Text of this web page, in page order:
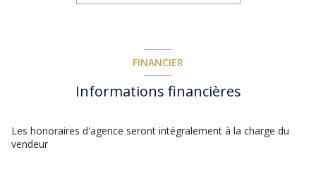
Chauffage individuel : air pulsé (pompe à chaleur)
exposition Sud-Ouest
FINANCIER
Informations financières
Les honoraires d'agence seront intégralement à la charge du
vendeur